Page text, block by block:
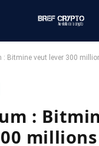
Bitmine veut lever 300 millions $
: